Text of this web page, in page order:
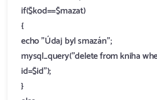
if($kod==$mazat)
{
echo "Údaj byl smazán";
mysql_query("delete from kniha
id=$id");
}